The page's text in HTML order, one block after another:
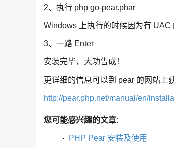
2、执行 php go-pear.phar
Windows 上执行的时候因为有 UAC
3、一路 Enter
安装完毕，大功告成！
更详细的信息可以到 pear 的网站上
http://pear.php.net/manual/en/
您可能感兴趣的文章:
PHP Pear 安装及使用